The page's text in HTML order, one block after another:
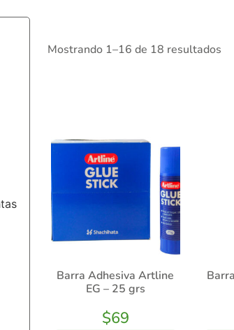
Mostrando 1–16 de 18 resultados
Barra Adhesiva Artline
EG – 25 grs
$69